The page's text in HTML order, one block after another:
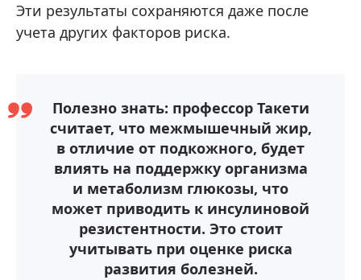
Эти результаты сохраняются даже после
учета других факторов риска.
Полезно знать: профессор Такети
считает, что межмышечный жир,
в отличие от подкожного, будет
влиять на поддержку организма
и метаболизм глюкозы, что
может приводить к инсулиновой
резистентности. Это стоит
учитывать при оценке риска
развития болезней.